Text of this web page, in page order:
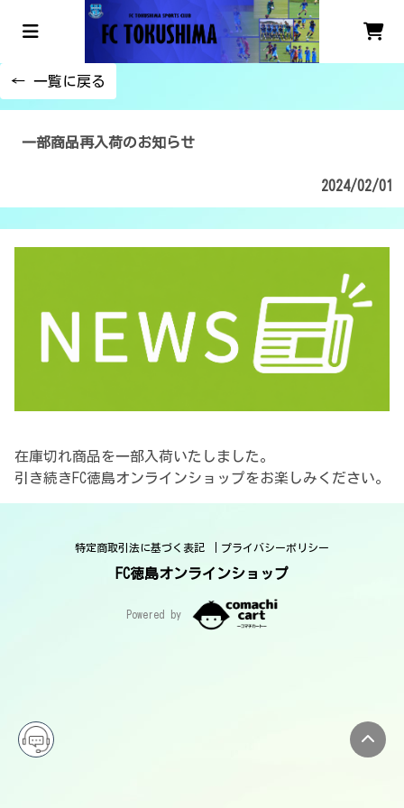
← 一覧に戻る
一部商品再入荷のお知らせ
2024/02/01
在庫切れ商品を一部入荷いたしました。
引き続きFC徳島オンラインショップをお楽しみください。
特定商取引法に基づく表記 プライバシーポリシー
FC徳島オンラインショップ
Powered by